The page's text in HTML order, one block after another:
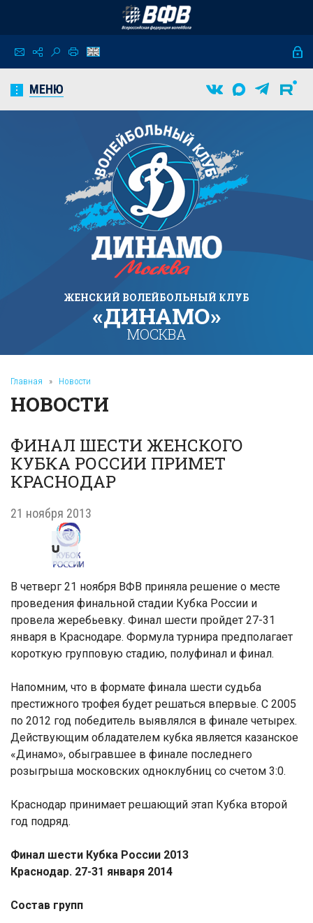
МЕНЮ
ЖЕНСКИЙ ВОЛЕЙБОЛЬНЫЙ КЛУБ
«ДИНАМО»
МОСКВА
Главная » Новости
НОВОСТИ
ФИНАЛ ШЕСТИ ЖЕНСКОГО
КУБКА РОССИИ ПРИМЕТ
КРАСНОДАР
21 ноября 2013
В четверг 21 ноября ВФВ приняла решение о месте
проведения финальной стадии Кубка России и
провела жеребьевку. Финал шести пройдет 27-31
января в Краснодаре. Формула турнира предполагает
короткую групповую стадию, полуфинал и финал.
Напомним, что в формате финала шести судьба
престижного трофея будет решаться впервые. С 2005
по 2012 год победитель выявлялся в финале четырех.
Действующим обладателем кубка является казанское
«Динамо», обыгравшее в финале последнего
розыгрыша московских одноклубниц со счетом 3:0.
Краснодар принимает решающий этап Кубка второй
год подряд.
Финал шести Кубка России 2013
Краснодар. 27-31 января 2014
Состав групп